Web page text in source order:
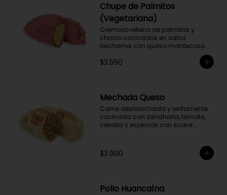
Chupe de Palmitos
(Vegetariana)
Cremoso relleno de palmitos y
choclo cocinados en salsa
bechamel con queso mantecoso.
$3.590
Mechada Queso
Carne deshilachada y lentamente
cocinada con zanahoria, tomate,
cebolla y especias con suave
$3.990
Pollo Huancaína